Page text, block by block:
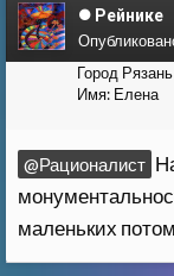
Рейнике
Город Рязань
Имя: Елена
@Рационалист
маленьких